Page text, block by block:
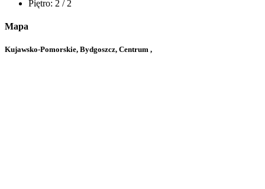
Piętro: 2 / 2
Mapa
Kujawsko-Pomorskie, Bydgoszcz, Centrum ,